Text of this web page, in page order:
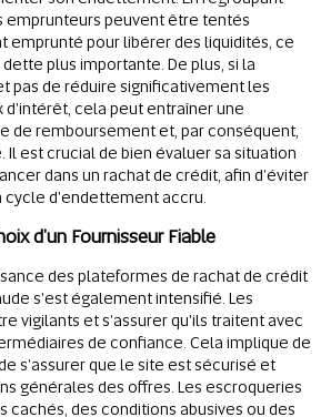
emprunteurs peuvent être tentés
emprunté pour libérer des liquidités, ce
plus importante. De plus, si la
pas de réduire significativement les
d'intérêt, cela peut entraîner une
de remboursement et, par conséquent,
est crucial de bien évaluer sa situation
dans un rachat de crédit, afin d'éviter
cycle d'endettement accru.
d'un Fournisseur Fiable
des plateformes de rachat de crédit
s'est également intensifié. Les
vigilants et s'assurer qu'ils traitent avec
de confiance. Cela implique de
s'assurer que le site est sécurisé et
générales des offres. Les escroqueries
cachés, des conditions abusives ou des